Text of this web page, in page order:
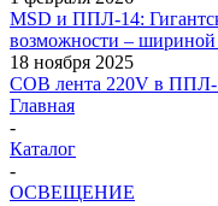
MSD и ППЛ-14:
возможности –
18 ноября 2025
COB лента 220V в
Главная
-
Каталог
-
ОСВЕЩЕНИЕ